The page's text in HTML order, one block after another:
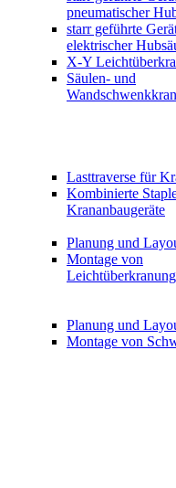
pneumatischer
starr geführte
elektrischer
X-Y
Säulen- und
Lasttraverse für
Kombinierte
Krananbaugeräte
Planung und
Montage von
Planung und
Montage von